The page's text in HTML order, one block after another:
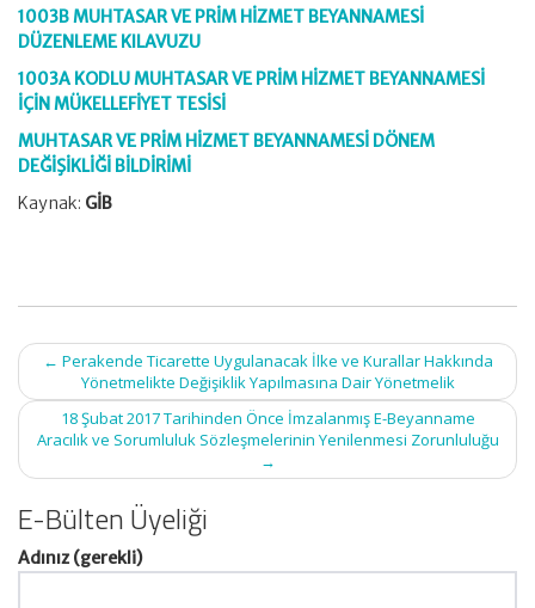
1003B MUHTASAR VE PRİM HİZMET BEYANNAMESİ
DÜZENLEME KILAVUZU
1003A KODLU MUHTASAR VE PRİM HİZMET BEYANNAMESİ
İÇİN MÜKELLEFİYET TESİSİ
MUHTASAR VE PRİM HİZMET BEYANNAMESİ DÖNEM
DEĞİŞİKLİĞİ BİLDİRİMİ
Kaynak: GİB
Post
navigation
← Perakende Ticarette Uygulanacak İlke ve Kurallar Hakkında
Yönetmelikte Değişiklik Yapılmasına Dair Yönetmelik
18 Şubat 2017 Tarihinden Önce İmzalanmış E-Beyanname
Aracılık ve Sorumluluk Sözleşmelerinin Yenilenmesi Zorunluluğu
→
E-Bülten Üyeliği
Adınız (gerekli)